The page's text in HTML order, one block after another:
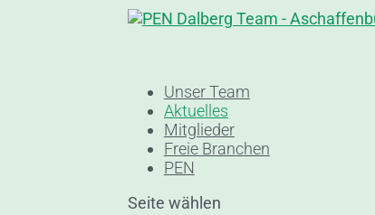
Unser Team
Aktuelles
Mitglieder
Freie Branchen
PEN
Seite wählen